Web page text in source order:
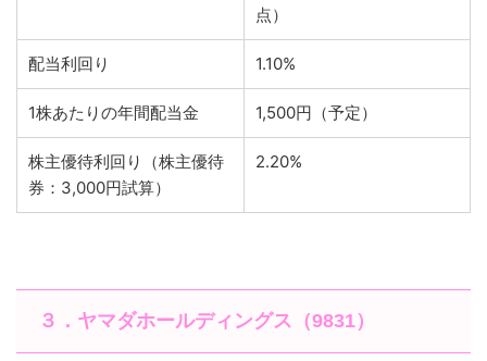
点）
配当利回り 1.10%
1株あたりの年間配当金 1,500円（予定）
株主優待利回り（株主優待
券：3,000円試算）
2.20%
３．ヤマダホールディングス（9831）